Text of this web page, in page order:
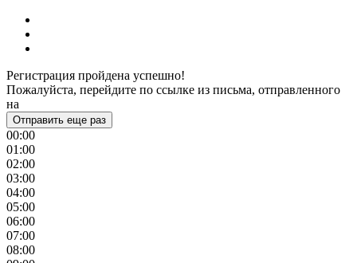
Регистрация пройдена успешно!
Пожалуйста, перейдите по ссылке из письма, отправленного
на
Отправить еще раз
00:00
01:00
02:00
03:00
04:00
05:00
06:00
07:00
08:00